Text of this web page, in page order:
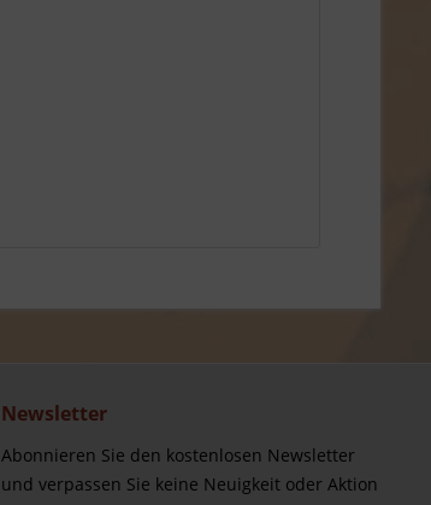
Newsletter
Abonnieren Sie den kostenlosen Newsletter
und verpassen Sie keine Neuigkeit oder Aktion